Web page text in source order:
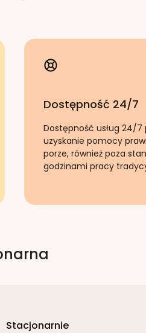
Dostępność 24/7
Dostępność usług 24/7
uzyskanie pomocy
porze, również poza
godzinami pracy
Stacjonarnie